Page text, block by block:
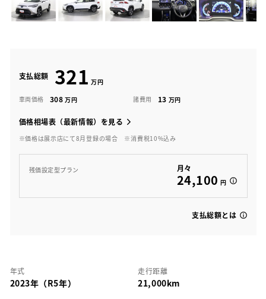
支払総額 321
車両価格 308 諸費用 13
価格相場表（最新情報）を見る
※価格は展示店にて8月登録の場合 ※消費税10%込み
残価設定型プラン 月々
24,100 円
支払総額とは
年式
2023年（R5年）
走行距離
21,000km